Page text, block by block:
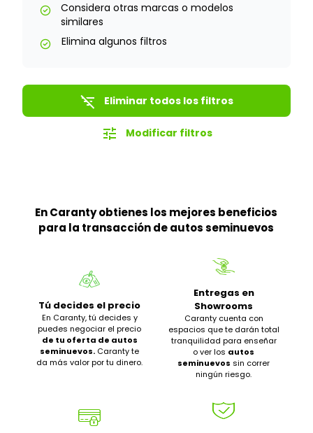
check_circle
Considera otras marcas o modelos
similares
check_circle Elimina algunos filtros
filter_list_off Eliminar todos los filtros
tune Modificar filtros
En Caranty obtienes los mejores beneficios
para la transacción de autos seminuevos
Tú decides el precio
En Caranty, tú decides y
puedes negociar el precio
de tu oferta de autos
seminuevos. Caranty te
da más valor por tu dinero.
Entregas en
Showrooms
Caranty cuenta con
espacios que te darán total
tranquilidad para enseñar
o ver los autos
seminuevos sin correr
ningún riesgo.